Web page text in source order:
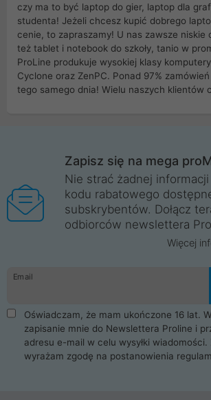
czy ma to być laptop do gier, laptop dla
studenta! Jeżeli chcesz kupić dobrego
cenie, to zapraszamy! U nas zawsze niskie
też tablet i notebook do szkoły, tanio w
ProLine produkuje wysokiej klasy
Cyclone oraz ZenPC. Ponad 97%
tego samego dnia! Wielu naszych klientów
Wrocław, Poznań, Legnica, Katowice,
Trzebnica, Opole. Szybka i profesjonalna
ProLine to polska firma ze 100% polskim
legalnie i płacimy podatki w naszym kraju!
główną w Mirkowie oraz salony na terenie
komunikacja ze sklepem komputerowym
danych osobowych. Dlatego zakup
ProLine to czysta przyjemność i pełne
Zaopatrzysz się u nas w akcesoria i części
takie jak procesory, karty graficzne, płyty
dyski SSD, M.2 oraz HDD. Nasi pracownicy
najlepszy zasilacz komputerowy oraz
Poza komputerami mamy również najlepsze
Smartfony takich producentów jak Xiaomi,
Zapisz się na mega
Nie strać żadnej
kodu rabatowego
subskrybentów. Dołącz
odbiorców newslettera
Więcej
Email
Oświadczam, że mam ukończone 16 lat.
zapisanie mnie do Newslettera Proline i
adresu e-mail w celu wysyłki wiadomości.
wyrażam zgodę na postanowienia